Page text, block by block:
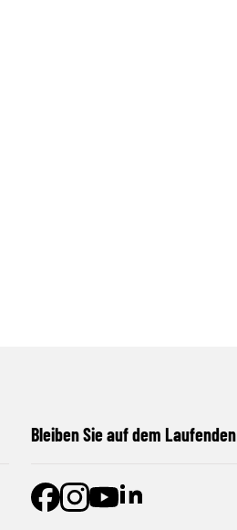
Bleiben Sie auf dem Laufenden